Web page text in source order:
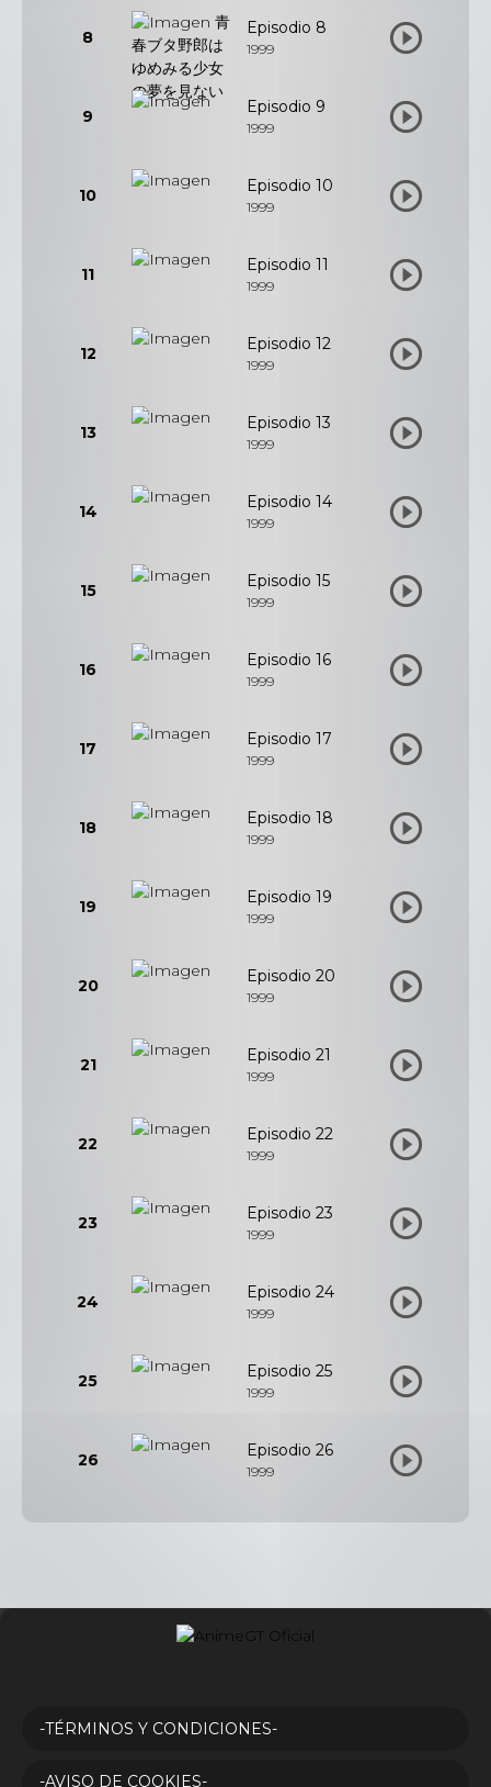
8 Episodio 8
1999
9 Episodio 9
1999
10 Episodio 10
1999
11 Episodio 11
1999
12 Episodio 12
1999
13 Episodio 13
1999
14 Episodio 14
1999
15 Episodio 15
1999
16 Episodio 16
1999
17 Episodio 17
1999
18 Episodio 18
1999
19 Episodio 19
1999
20 Episodio 20
1999
21 Episodio 21
1999
22 Episodio 22
1999
23 Episodio 23
1999
24 Episodio 24
1999
25 Episodio 25
1999
26 Episodio 26
1999
-TÉRMINOS Y CONDICIONES-
-AVISO DE COOKIES-